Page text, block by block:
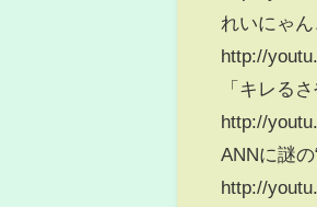
れいにゃ
http://
「キレる
http://
ANNに謎
http://